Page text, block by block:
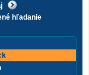
hľadanie